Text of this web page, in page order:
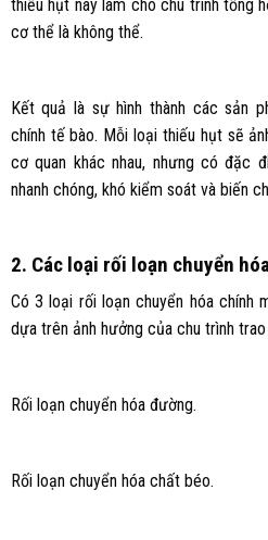
thiếu hụt này làm cho chu trình tổng
cơ thể là không thể.
Kết quả là sự hình thành các sản
chính tế bào. Mỗi loại thiếu hụt sẽ
cơ quan khác nhau, nhưng có đặc
nhanh chóng, khó kiểm soát và biến
2. Các loại rối loạn chuyển
Có 3 loại rối loạn chuyển hóa chính
dựa trên ảnh hưởng của chu trình
Rối loạn chuyển hóa đường.
Rối loạn chuyển hóa chất béo.